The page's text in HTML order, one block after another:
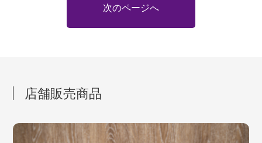
次のページへ
店舗販売商品